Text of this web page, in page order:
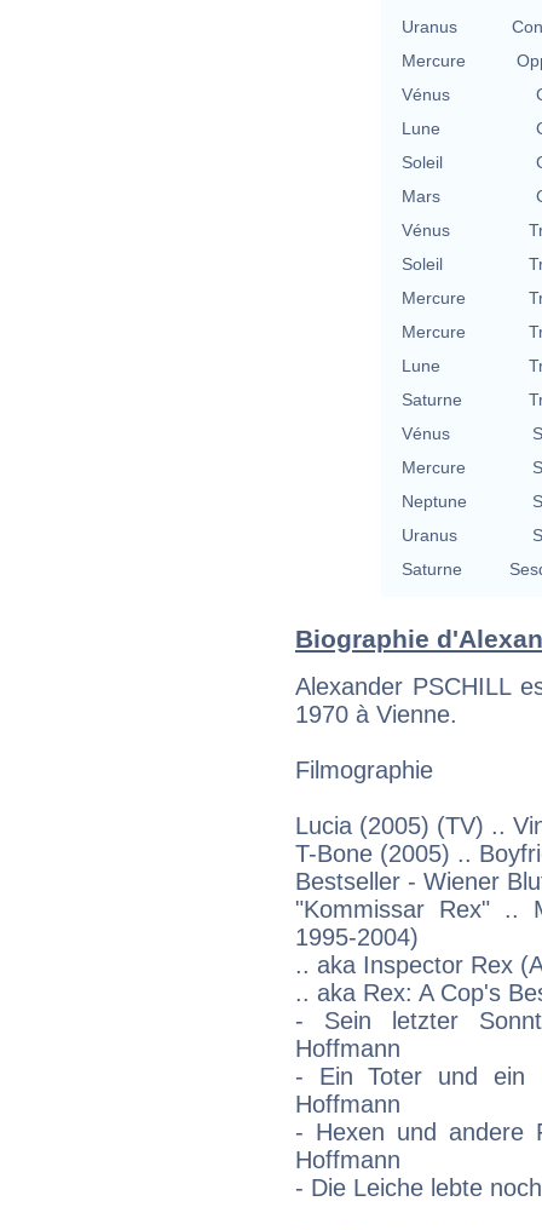
Uranus
Mercure
Vénus
Lune
Soleil
Mars
Vénus
Soleil
Mercure
Mercure
Lune
Saturne
Vénus
Mercure
Neptune
Uranus
Saturne
Biographie
Alexander PSCHILL
1970 à Vienne.
Filmographie
Lucia (2005) (TV) ..
T-Bone (2005) ..
Bestseller - Wiener
"Kommissar Rex" ..
1995-2004)
.. aka Inspector Rex
.. aka Rex: A Cop's
- Sein letzter
Hoffmann
- Ein Toter und ein
Hoffmann
- Hexen und andere
Hoffmann
- Die Leiche lebte